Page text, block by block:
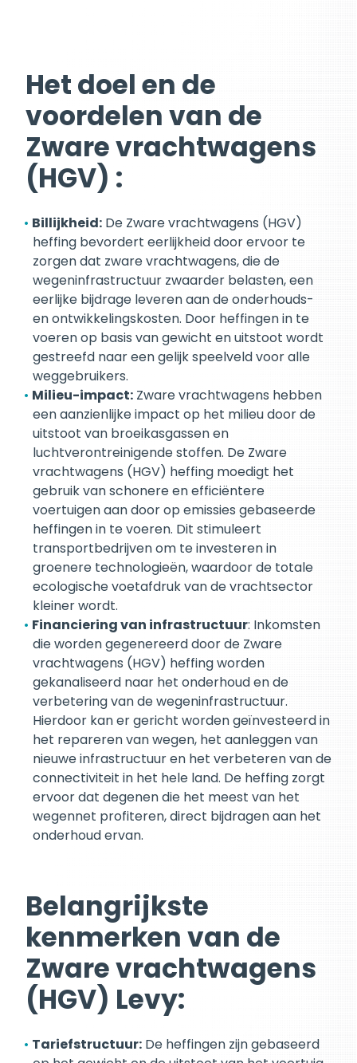
Het doel en de
voordelen van de
Zware vrachtwagens
(HGV) :
Billijkheid:De Zware vrachtwagens (HGV)
heffing bevordert eerlijkheid door ervoor te
zorgen dat zware vrachtwagens, die de
wegeninfrastructuur zwaarder belasten, een
eerlijke bijdrage leveren aan de onderhouds-
en ontwikkelingskosten. Door heffingen in te
voeren op basis van gewicht en uitstoot wordt
gestreefd naar een gelijk speelveld voor alle
weggebruikers.
Milieu-impact:Zware vrachtwagens hebben
een aanzienlijke impact op het milieu door de
uitstoot van broeikasgassen en
luchtverontreinigende stoffen. De Zware
vrachtwagens (HGV) heffing moedigt het
gebruik van schonere en efficiëntere
voertuigen aan door op emissies gebaseerde
heffingen in te voeren. Dit stimuleert
transportbedrijven om te investeren in
groenere technologieën, waardoor de totale
ecologische voetafdruk van de vrachtsector
kleiner wordt.
Financiering van infrastructuur: Inkomsten
die worden gegenereerd door de Zware
vrachtwagens (HGV) heffing worden
gekanaliseerd naar het onderhoud en de
verbetering van de wegeninfrastructuur.
Hierdoor kan er gericht worden geïnvesteerd in
het repareren van wegen, het aanleggen van
nieuwe infrastructuur en het verbeteren van de
connectiviteit in het hele land. De heffing zorgt
ervoor dat degenen die het meest van het
wegennet profiteren, direct bijdragen aan het
onderhoud ervan.
Belangrijkste
kenmerken van de
Zware vrachtwagens
(HGV) Levy:
Tariefstructuur:De heffingen zijn gebaseerd